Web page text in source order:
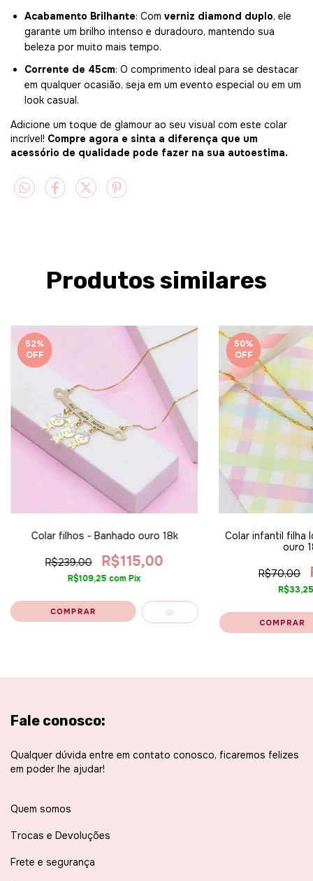
Acabamento Brilhante: Com verniz diamond duplo, ele
garante um brilho intenso e duradouro, mantendo sua
beleza por muito mais tempo.
Corrente de 45cm: O comprimento ideal para se destacar
em qualquer ocasião, seja em um evento especial ou em um
look casual.
Adicione um toque de glamour ao seu visual com este colar
incrível! Compre agora e sinta a diferença que um
acessório de qualidade pode fazer na sua autoestima.
Produtos similares
52%
OFF
Colar filhos - Banhado ouro 18k
R$239,00 R$115,00
R$109,25 comPix
COMPRAR
50%
OFF
Colar infantil filha
ouro
R$70,00
Fale conosco:
Qualquer dúvida entre em contato conosco, ficaremos felizes
em poder lhe ajudar!
Quem somos
Trocas e Devoluções
Frete e segurança